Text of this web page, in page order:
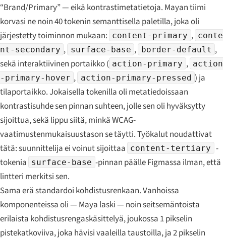
“Brand/Primary” — eikä kontrastimetatietoja. Mayan tiimi
korvasi ne noin 40 tokenin semanttisella paletilla, joka oli
järjestetty toiminnon mukaan: content-primary , conte
nt-secondary , surface-base , border-default ,
sekä interaktiivinen portaikko ( action-primary , action
-primary-hover , action-primary-pressed ) ja
tilaportaikko. Jokaisella tokenilla oli metatiedoissaan
kontrastisuhde sen pinnan suhteen, jolle sen oli hyväksytty
sijoittua, sekä lippu siitä, minkä WCAG-
vaatimustenmukaisuustason se täytti. Työkalut noudattivat
tätä: suunnittelija ei voinut sijoittaa content-tertiary -
tokenia surface-base -pinnan päälle Figmassa ilman, että
lintteri merkitsi sen.
Sama erä standardoi kohdistusrenkaan. Vanhoissa
komponenteissa oli — Maya laski — noin seitsemäntoista
erilaista kohdistusrengaskäsittelyä, joukossa 1 pikselin
pistekatkoviiva, joka hävisi vaaleilla taustoilla, ja 2 pikselin